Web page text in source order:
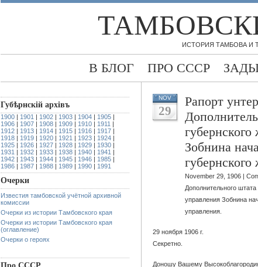
ИСТОРИЯ ТАМБОВА И
В БЛОГ ПРО СССР
Губѣрнскiй архiвъ
1900 | 1901 | 1902 | 1903 | 1904 | 1905 |
1906 | 1907 | 1908 | 1909 | 1910 | 1911 |
1912 | 1913 | 1914 | 1915 | 1916 | 1917 |
1918 | 1919 | 1920 | 1921 | 1923 | 1924 |
1925 | 1926 | 1927 | 1928 | 1929 | 1930 |
1931 | 1932 | 1933 | 1938 | 1940 | 1941 |
1942 | 1943 | 1944 | 1945 | 1946 | 1985 |
1986 | 1987 | 1988 | 1989 | 1990 | 1991
Очерки
Известия тамбовской учётной архивной
комиссии
Очерки из истории Тамбовского края
Очерки из истории Тамбовского края
(оглавление)
Очерки о героях
NOV
29
Рапорт
Зобнина
November 29, 1906 |
Дополнительного
управления Зобнина
управления.
29 ноября 1906 г.
Секретно.
Доношу Вашему